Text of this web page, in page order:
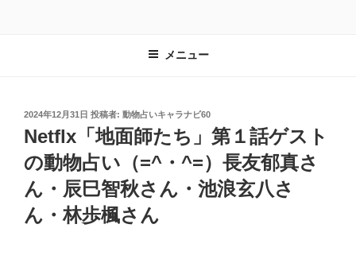
メニュー
投
稿
日:
2024年12月31日 投稿者: 動物占いキャラナビ60
Netflx「地面師たち」第１話ゲスト
の動物占い（=^・^=）長友郁真さ
ん・辰巳智秋さん・池浪玄八さ
ん・林歩楓さん